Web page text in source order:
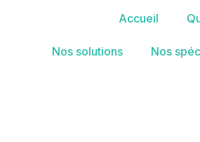
Accueil
Nos solutions Nos